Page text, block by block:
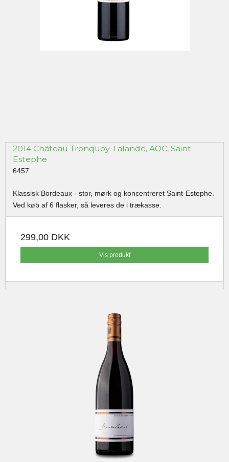
2014 Château Tronquoy-Lalande, AOC, Saint-
Estephe
6457
Klassisk Bordeaux - stor, mørk og koncentreret Saint-Estephe.
Ved køb af 6 flasker, så leveres de i trækasse.
299,00 DKK
Vis produkt